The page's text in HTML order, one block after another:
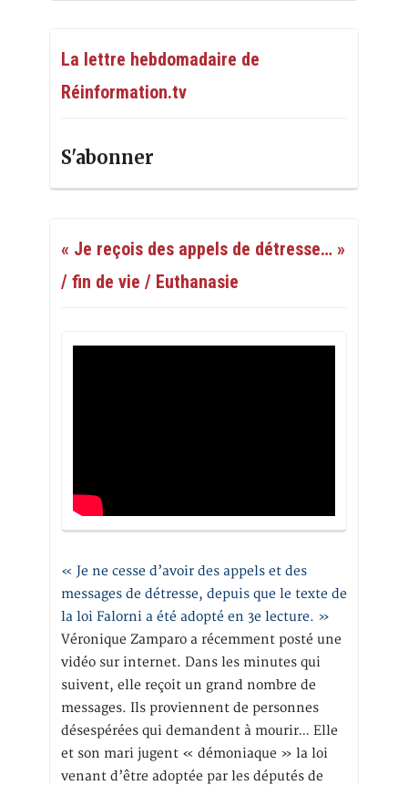
La lettre hebdomadaire de
Réinformation.tv
S'abonner
« Je reçois des appels de détresse… »
/ fin de vie / Euthanasie
« Je ne cesse d’avoir des appels et des
messages de détresse, depuis que le texte de
la loi Falorni a été adopté en 3e lecture. »
Véronique Zamparo a récemment posté une
vidéo sur internet. Dans les minutes qui
suivent, elle reçoit un grand nombre de
messages. Ils proviennent de personnes
désespérées qui demandent à mourir… Elle
et son mari jugent « démoniaque » la loi
venant d’être adoptée par les députés de